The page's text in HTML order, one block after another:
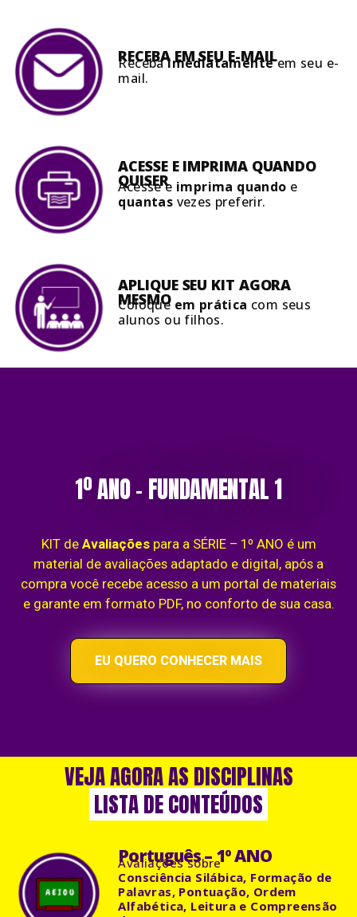
RECEBA EM SEUE-MAIL
RecebaImediatamenteem seu e-
mail.
ACESSE E IMPRIMA QUANDO
QUISER
Acesse e imprima quando e
quantas vezes preferir.
APLIQUE SEU KIT AGORA
MESMO
Coloque em prática com seus
alunos ou filhos.
1º ANO – FUNDAMENTAL 1
KIT de Avaliações para a SÉRIE – 1º ANO é um
material de avaliações adaptado e digital, após a
compra você recebe acesso a um portal de materiais
e garante em formato PDF, no conforto de sua casa.
EU QUERO CONHECER MAIS
VEJA AGORA AS DISCIPLINAS
LISTA DE CONTEÚDOS
Português – 1º ANO
Avaliações sobre
Consciência Silábica, Formação de
Palavras, Pontuação, Ordem
Alfabética, Leitura e Compreensão